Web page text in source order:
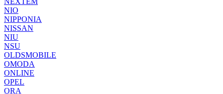
NIO
NIPPONIA
NISSAN
NIU
NSU
OLDSMOBILE
OMODA
ONLINE
OPEL
ORA